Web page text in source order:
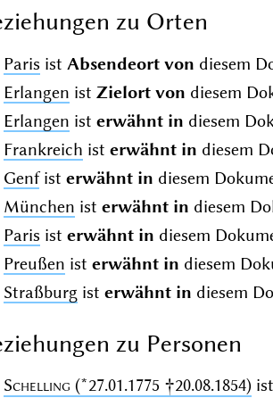
zu Orten
Paris ist Absendeort von diesem
Erlangen ist Zielort von diesem
Erlangen ist erwähnt in diesem
Frankreich ist erwähnt in diesem
Genfist erwähnt in diesem
München ist erwähnt in diesem
Paris ist erwähnt in diesem
Preußen ist erwähnt in diesem
Straßburg ist erwähnt in diesem
zu Personen
Schelling (*27.01.1775 †20.08.1854)ist